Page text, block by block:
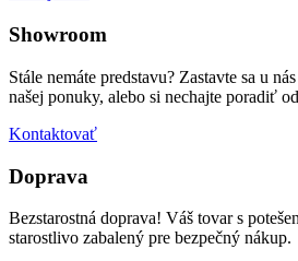
Showroom
Stále nemáte predstavu? Zastavte sa u
našej ponuky, alebo si nechajte poradiť
Kontaktovať
Doprava
Bezstarostná doprava! Váš tovar s
starostlivo zabalený pre bezpečný nákup.